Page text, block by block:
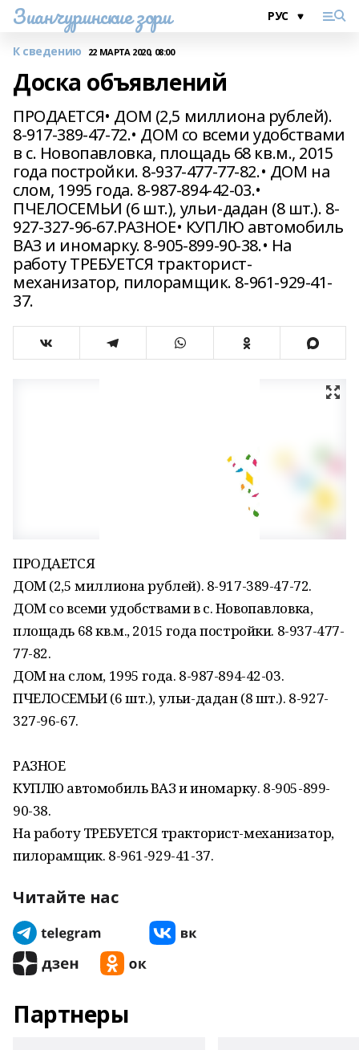
Зианчуринские зори
К сведению 22 МАРТА 2020, 08:00
Доска объявлений
ПРОДАЕТСЯ• ДОМ (2,5 миллиона рублей).
8-917-389-47-72.• ДОМ со всеми удобствами
в с. Новопавловка, площадь 68 кв.м., 2015
года постройки. 8-937-477-77-82.• ДОМ на
слом, 1995 года. 8-987-894-42-03.•
ПЧЕЛОСЕМЬИ (6 шт.), ульи-дадан (8 шт.). 8-
927-327-96-67.РАЗНОЕ• КУПЛЮ автомобиль
ВАЗ и иномарку. 8-905-899-90-38.• На
работу ТРЕБУЕТСЯ тракторист-
механизатор, пилорамщик. 8-961-929-41-
37.
ПРОДАЕТСЯ
ДОМ (2,5 миллиона рублей). 8-917-389-47-72.
ДОМ со всеми удобствами в с. Новопавловка,
площадь 68 кв.м., 2015 года постройки. 8-937-477-
77-82.
ДОМ на слом, 1995 года. 8-987-894-42-03.
ПЧЕЛОСЕМЬИ (6 шт.), ульи-дадан (8 шт.). 8-927-
327-96-67.
РАЗНОЕ
КУПЛЮ автомобиль ВАЗ и иномарку. 8-905-899-
90-38.
На работу ТРЕБУЕТСЯ тракторист-механизатор,
пилорамщик. 8-961-929-41-37.
Читайте нас
Партнеры